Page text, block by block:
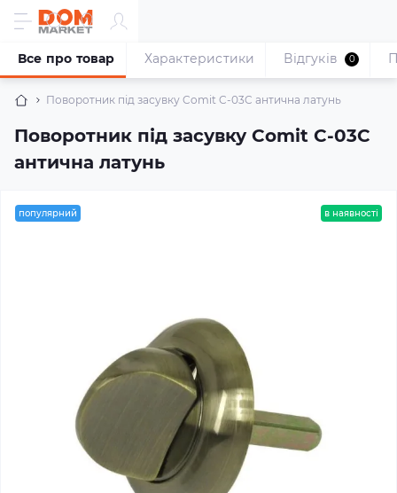
Поворотник під засувку Comit C-03C антична латунь
Поворотник під засувку Comit C-03C
антична латунь
Все про товар Характеристики Відгуків 0
популярний в наявності